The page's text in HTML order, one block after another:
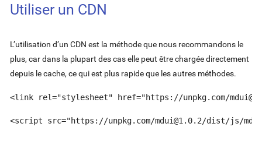
Utiliser un CDN
L’utilisation d’un CDN est la méthode que nous recommandons le
plus, car dans la plupart des cas elle peut être chargée directement
depuis le cache, ce qui est plus rapide que les autres méthodes.
<link rel="stylesheet" href="https://unpkg.com/
<script src="https://unpkg.com/mdui@1.0.2/dist/js/